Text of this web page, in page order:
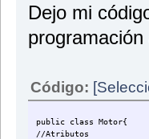
} else {
}
//Metodos para
return
}
Dejo mi
Código:
public class Motor{
//Atributos